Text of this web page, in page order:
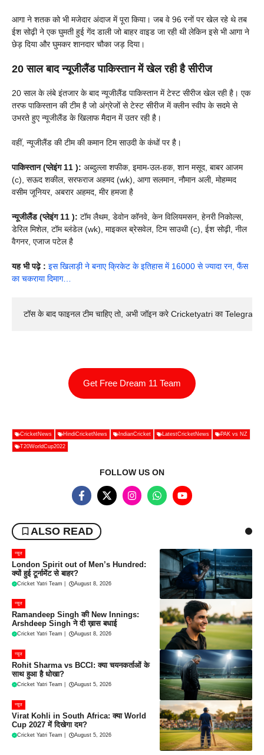
आगा ने शतक को भी मजेदार अंदाज में पूरा किया। जब वे 96 रनों पर खेल रहे थे तब
ईश सोढ़ी ने एक घुमती हुई गेंद डाली जो बाहर वाइड जा रही थी लेकिन इसे भी आगा ने
छेड़ दिया और घुमकर शानदार चौका जड़ दिया।
20 साल बाद न्यूजीलैंड पाकिस्तान में खेल रही है सीरीज
20 साल के लंबे इंतजार के बाद न्यूजीलैंड पाकिस्तान में टेस्ट सीरीज खेल रही है। एक
तरफ पाकिस्तान की टीम है जो अंग्रेजों से टेस्ट सीरीज में क्‍लीन स्‍वीप के सदमे से
उभरते हुए न्‍यूजीलैंड के खिलाफ मैदान में उतर रही है।
वहीं, न्‍यूजीलैंड की टीम की कमान टिम साउदी के कंधों पर है।
पाकिस्तान (प्लेइंग 11 ): अब्दुल्ला शफीक, इमाम-उल-हक, शान मसूद, बाबर आजम
(c), सऊद शकील, सरफराज अहमद (wk), आगा सलमान, नौमान अली, मोहम्मद
वसीम जूनियर, अबरार अहमद, मीर हमजा है
न्यूजीलैंड (प्लेइंग 11 ): टॉम लैथम, डेवोन कॉनवे, केन विलियमसन, हेनरी निकोल्स,
डेरिल मिशेल, टॉम ब्लंडेल (wk), माइकल ब्रेसवेल, टिम साउथी (c), ईश सोढ़ी, नील
वैगनर, एजाज पटेल है
यह भी पढ़े : इस खिलाड़ी ने बनाए क्रिकेट के इतिहास में 16000 से ज्यादा रन, फैंस
का चकराया दिमाग…
टॉस के बाद फाइनल टीम चाहिए तो, अभी जॉइन करे Cricketyatri का
Get Free Dream 11 Team
CricketNews HindiCricketNews IndianCricket LatestCricketNews PAK vs NZ
T20WorldCup2022
FOLLOW US ON
ALSO READ
न्यूज
London Spirit out of Men’s Hundred:
क्यों हुई टूर्नामेंट से बाहर?
Cricket Yatri Team August 8, 2026
न्यूज
Ramandeep Singh की New Innings:
Arshdeep Singh ने दी ख़ास बधाई
Cricket Yatri Team August 8, 2026
न्यूज
Rohit Sharma vs BCCI: क्या चयनकर्ताओं के
साथ हुआ है धोखा?
Cricket Yatri Team August 5, 2026
न्यूज
Virat Kohli in South Africa: क्या World
Cup 2027 में दिखेगा दम?
Cricket Yatri Team August 5, 2026